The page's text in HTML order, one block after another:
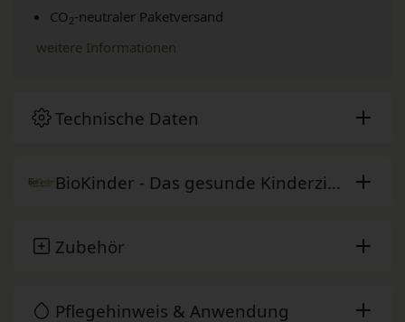
CO2-neutraler Paketversand
weitere Informationen
Technische Daten
BioKinder - Das gesunde Kinderzimmer
Zubehör
Pflegehinweis & Anwendung